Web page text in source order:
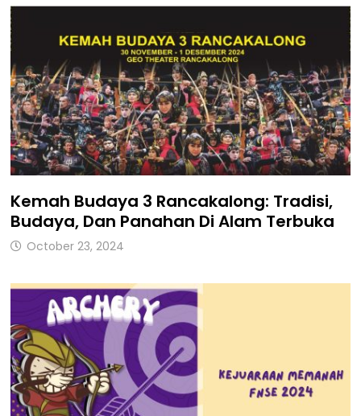
Kemah Budaya 3 Rancakalong: Tradisi,
Budaya, Dan Panahan Di Alam Terbuka
October 23, 2024